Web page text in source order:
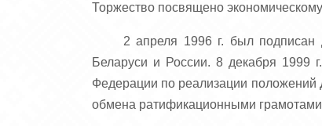
Торжество посвящено
2 апреля 1996 г. был
Беларуси и России. 8 декабря 1999
Федерации по реализации положений
обмена ратификационными грамотами